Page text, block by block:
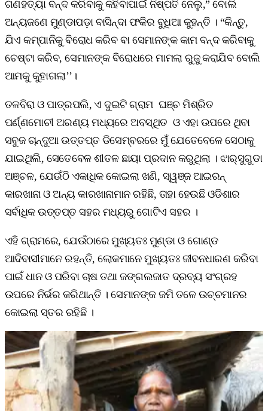
ଗଣହତ୍ୟା ବନ୍ଦ କରିବାକୁ କହିବାପାଇଁ ନିଷ୍ପତି ନେଲୁ,” ବୋଲି
ଅନ୍ୟଜଣେ ମୁଣ୍ଡାପଡ଼ା ବାସିନ୍ଦା ଫକିର ବୁଧିଆ କୁହନ୍ତି । “କିନ୍ତୁ,
ଯିଏ କମ୍ପାନିକୁ ବିରୋଧ କରିବ ବା ସେମାନଙ୍କ କାମ ବନ୍ଦ କରିବାକୁ
ଚେଷ୍ଟା କରିବ, ସେମାନଙ୍କ ବିରୋଧରେ ମାମଲା ରୁଜୁ କରାଯିବ ବୋଲି
ଆମକୁ କୁହାଗଲା’’।
ତଳବିରା ଓ ପାତ୍ରପଲି, ଏ ଦୁଇଟି ଗ୍ରାମ ଘଞ୍ଚ ମିଶ୍ରିତ
ପର୍ଣ୍ଣମୋଚୀ ଅରଣ୍ୟ ମଧ୍ୟରେ ଅବସ୍ଥିତ ଓ ଏହା ଉପରେ ଥିବା
ସବୁଜ ଚାନ୍ଦୁଆ ଉତ୍ତପ୍ତ ଡିସେମ୍ବରରେ ମୁଁ ଯେତେବେଳେ ସେଠାକୁ
ଯାଇଥିଲି, ସେତେବେଳ ଶୀତଳ ଛାୟା ପ୍ରଦାନ କରୁଥିଲା । ଝାର୍‌ସୁଗୁଡା
ଅଞ୍ଚଳ, ଯେଉଁଠି ଏକାଧିକ କୋଇଲା ଖଣି, ସ୍ୱଞ୍ଜ ଆଇରନ୍‌
କାରଖାନା ଓ ଅନ୍ୟ କାରଖାନାମାନ ରହିଛି, ତାହା ହେଉଛି ଓଡିଶାର
ସର୍ବାଧିକ ଉତ୍ତପ୍ତ ସହର ମଧ୍ୟରୁ ଗୋଟିଏ ସହର ।
ଏହି ଗ୍ରାମରେ, ଯେଉଁଠାରେ ମୁଖ୍ୟତଃ ମୁଣ୍ଡା ଓ ଗୋଣ୍ଡ
ଆଦିବାସୀମାନେ ରହନ୍ତି, ଲୋକମାନେ ମୁଖ୍ୟତଃ ଜୀବନଧାରଣ କରିବା
ପାଇଁ ଧାନ ଓ ପରିବା ଚାଷ ତଥା ଜଙ୍ଗଲଜାତ ଦ୍ରବ୍ୟ ସଂଗ୍ରହ
ଉପରେ ନିର୍ଭର କରିଥାନ୍ତି । ସେମାନଙ୍କ ଜମି ତଳେ ଉଚ୍ଚମାନର
କୋଇଲା ସ୍ତର ରହିଛି ।